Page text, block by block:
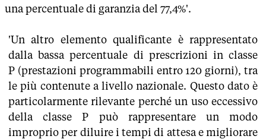
una percentuale di garanzia del 77,4%'.
'Un altro elemento qualificante è rappresentato
dalla bassa percentuale di prescrizioni in classe
P (prestazioni programmabili entro 120 giorni), tra
le più contenute a livello nazionale. Questo dato è
particolarmente rilevante perché un uso eccessivo
della classe P può rappresentare un modo
improprio per diluire i tempi di attesa e migliorare